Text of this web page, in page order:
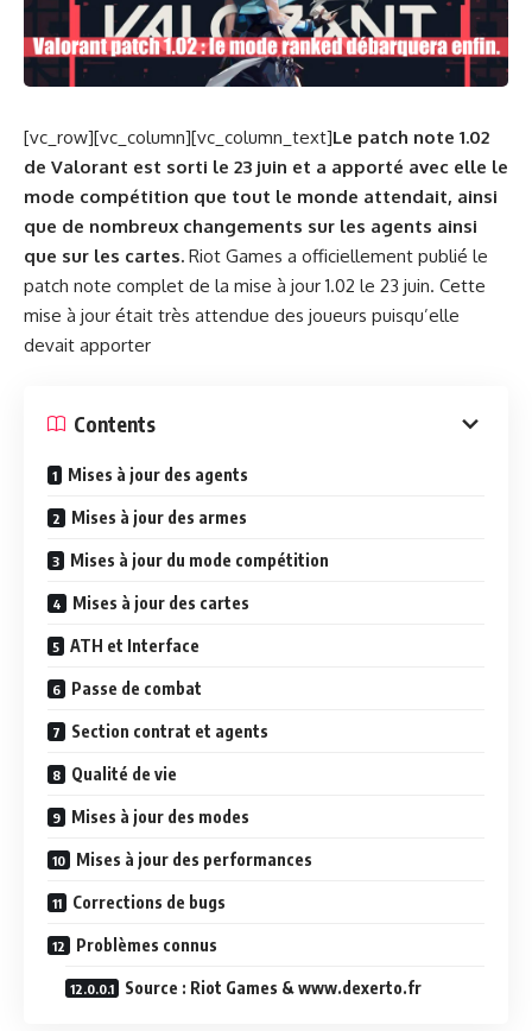
[vc_row][vc_column][vc_column_text]Le patch note 1.02
de Valorant est sorti le 23 juin et a apporté avec elle le
mode compétition que tout le monde attendait, ainsi
que de nombreux changements sur les agents ainsi
que sur les cartes. Riot Games a officiellement publié le
patch note complet de la mise à jour 1.02 le 23 juin. Cette
mise à jour était très attendue des joueurs puisqu’elle
devait apporter
Contents
Mises à jour des agents
Mises à jour des armes
Mises à jour du mode compétition
Mises à jour des cartes
ATH et Interface
Passe de combat
Section contrat et agents
Qualité de vie
Mises à jour des modes
Mises à jour des performances
Corrections de bugs
Problèmes connus
Source : Riot Games & www.dexerto.fr